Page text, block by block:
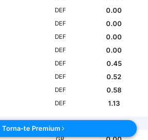
DEF
0.00
DEF
0.00
DEF
0.00
DEF
0.00
DEF
0.45
DEF
0.52
DEF
0.58
DEF 1.13
Conce. / 90'
Torna-te Premium